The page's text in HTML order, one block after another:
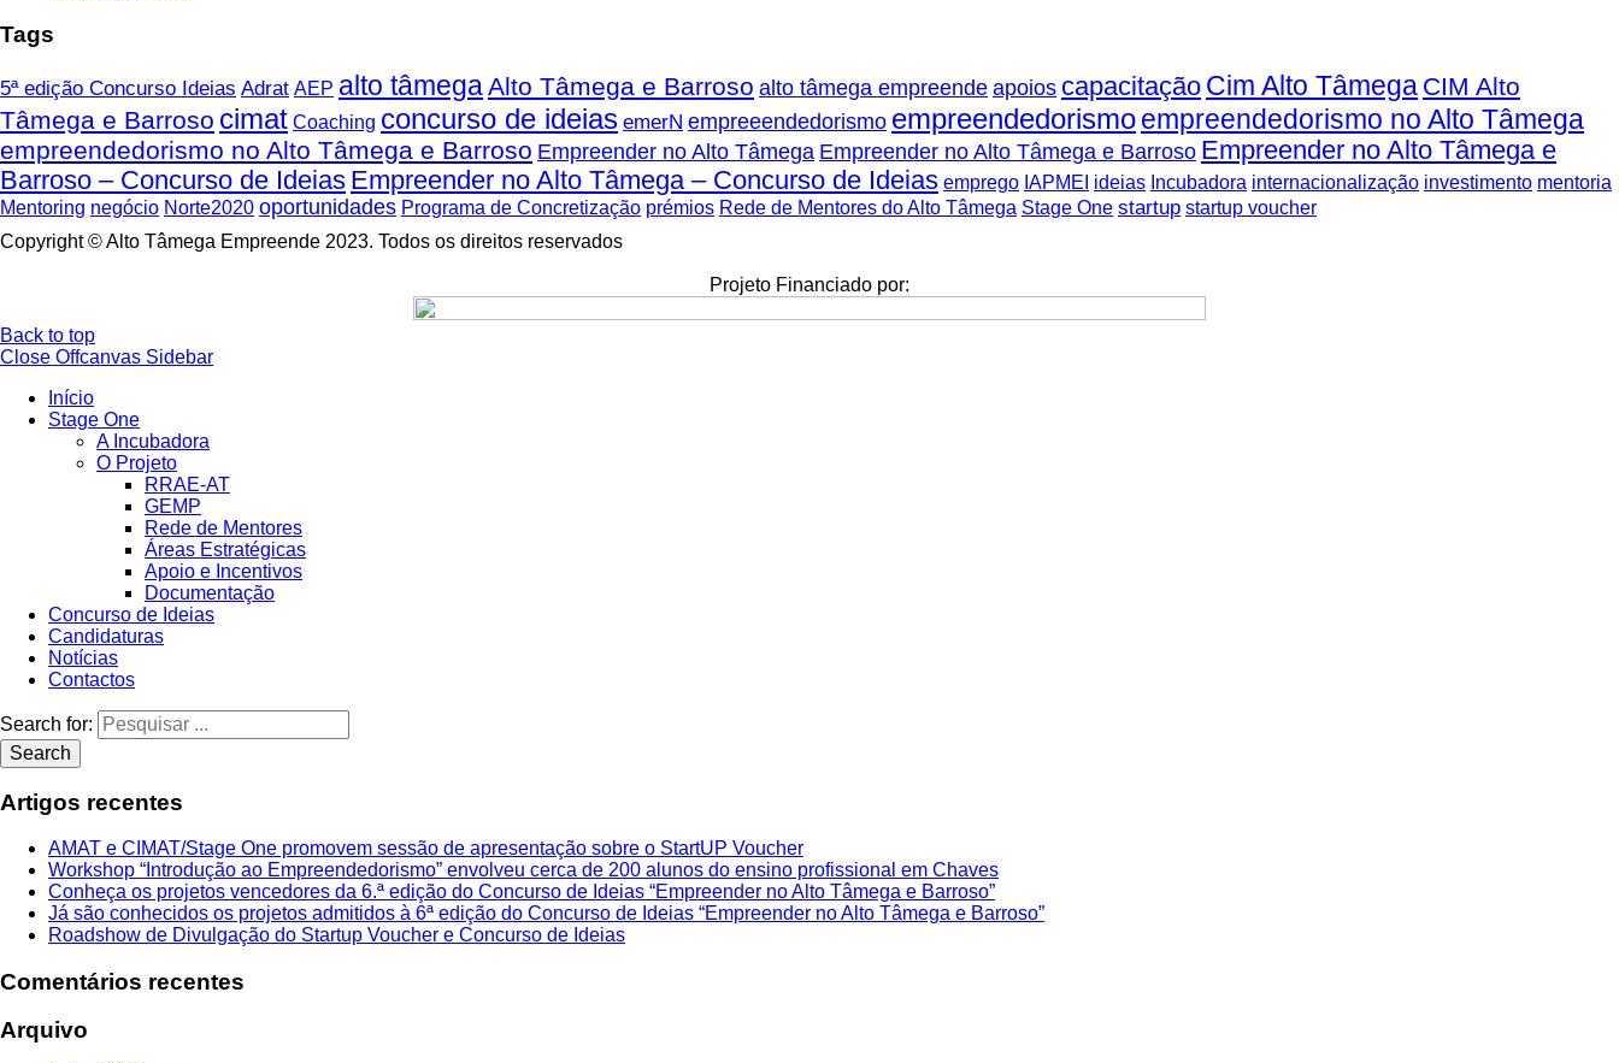
Tags
5ª edição Concurso Ideias Adrat AEP alto tâmegaAlto Tâmega e Barroso alto tâmega empreende apoios capacitação Cim Alto Tâmega CIM Alto
Tâmega e Barroso cimat Coaching concurso de ideias emerN empreeendedorismo empreendedorismoempreendedorismo no Alto Tâmega
empreendedorismo no Alto Tâmega e Barroso Empreender no Alto Tâmega Empreender no Alto Tâmega e Barroso Empreender no Alto Tâmega e
Barroso – Concurso de Ideias Empreender no Alto Tâmega – Concurso de Ideias emprego IAPMEI ideias Incubadora internacionalização investimento mentoria
Mentoring negócio Norte2020 oportunidades Programa de Concretização prémios Rede de Mentores do Alto Tâmega Stage One startup startup voucher
Copyright © Alto Tâmega Empreende 2023. Todos os direitos reservados
Projeto Financiado por:
Back to top
Close Offcanvas Sidebar
Início
Stage One
A Incubadora
O Projeto
RRAE-AT
GEMP
Rede de Mentores
Áreas Estratégicas
Apoio e Incentivos
Documentação
Concurso de Ideias
Candidaturas
Notícias
Contactos
Search for:
Search
Artigos recentes
AMAT e CIMAT/Stage One promovem sessão de apresentação sobre o StartUP Voucher
Workshop “Introdução ao Empreendedorismo” envolveu cerca de 200 alunos do ensino profissional em Chaves
Conheça os projetos vencedores da 6.ª edição do Concurso de Ideias “Empreender no Alto Tâmega e Barroso”
Já são conhecidos os projetos admitidos à 6ª edição do Concurso de Ideias “Empreender no Alto Tâmega e Barroso”
Roadshow de Divulgação do Startup Voucher e Concurso de Ideias
Comentários recentes
Arquivo